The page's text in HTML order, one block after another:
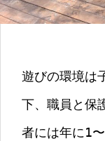
遊びの環境は
下、職員と保
者には年に1